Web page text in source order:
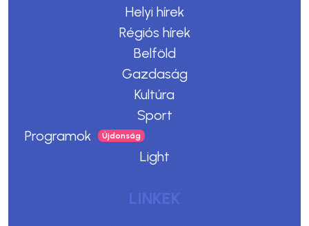
Helyi hírek
Régiós hírek
Belföld
Gazdaság
Kultúra
Sport
Programok
Light
LINKEK